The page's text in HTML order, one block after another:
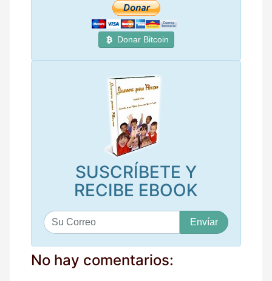
Donar Bitcoin
SUSCRÍBETE Y
RECIBE EBOOK
u
c
o
No hay comentarios: